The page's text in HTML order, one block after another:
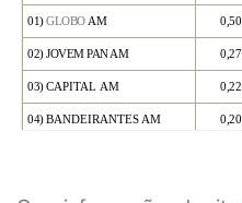
01) GLOBO AM 0,50
02) JOVEM PAN AM 0,27
03) CAPITAL AM 0,22
04) BANDEIRANTES AM 0,20